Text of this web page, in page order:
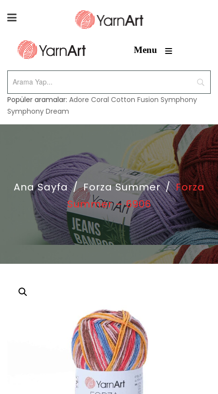
Menu ≡
Popüler aramalar: Adore Coral Cotton Fusion Symphony
Symphony Dream
Ana Sayfa / Forza Summer / Forza
Summer – 6906